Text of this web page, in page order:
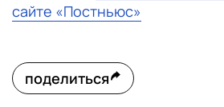
сайте «Постньюс»
поделиться